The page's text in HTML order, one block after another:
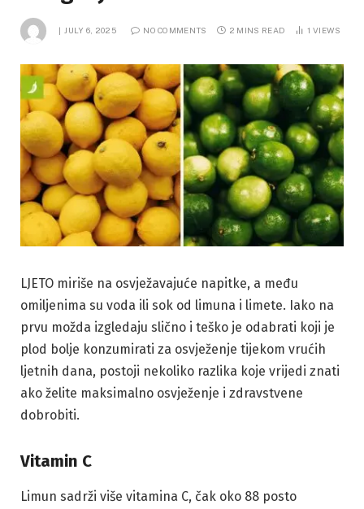
JULY 6, 2025 NO COMMENTS 2 MINS READ 1VIEWS
LJETO miriše na osvježavajuće napitke, a među
omiljenima su voda ili sok od limuna i limete. Iako na
prvu možda izgledaju slično i teško je odabrati koji je
plod bolje konzumirati za osvježenje tijekom vrućih
ljetnih dana, postoji nekoliko razlika koje vrijedi znati
ako želite maksimalno osvježenje i zdravstvene
dobrobiti.
Vitamin C
Limun sadrži više vitamina C, čak oko 88 posto